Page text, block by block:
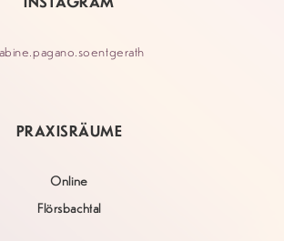
PRAXISRÄUME
Online
Flörsbachtal